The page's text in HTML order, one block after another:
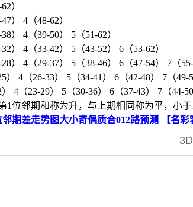
）
） 4（48-62）
） 4（39-50） 5（51-62）
） 4（33-42） 5（43-52） 6（53-62）
） 4（29-37） 5（38-46） 6（47-54） 7（55-
4（26-33） 5（34-41） 6（42-48） 7（49-
4（23-29） 5（30-36） 6（37-43） 7（44-
位邻期和称为升，与上期相同称为平，小于
期差走势图大小奇偶质合012路预测
【名